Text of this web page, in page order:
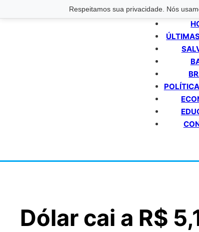
Respeitamos sua privacidade. Nós
Dólar cai a R$